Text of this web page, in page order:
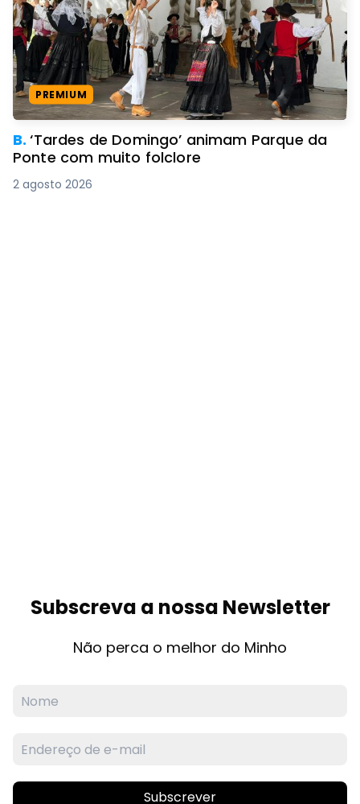
PREMIUM
B.‘Tardes de Domingo’ animam Parque da
Ponte com muito folclore
2 agosto 2026
Subscreva a nossa Newsletter
Não perca o melhor do Minho
Subscrever